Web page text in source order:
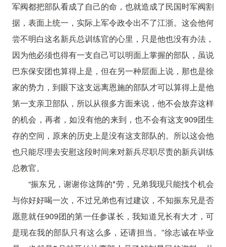
军阀都把部队看成了自己的命，也就造成了民国时军阀割
据，表面上统一，实际上军令政令出不了江浙。这会他何
尝不明白这名新兵总训练官的心里，只是他也没有办法，
因为他必须也得有一支自己可以明面上掌握的部队，虽说
巴东保安团也算得上是，但在另一种层面上说，那也是徐
家的势力，到眼下这支远离恩施的部队才可以算得上是他
第一支亲卫部队，所以从很多方面来说，他不会放弃这样
的机会，再者，如没有他的来到，也不会有这支909团生
存的空间，原来的历史上是没有这支部队的。所以这会他
也只能尽理去安慰这段时间来对新兵尽职尽责的新兵训练
总教官。
“振东兄，谢谢你这阵的*劳，兄弟我现只能找个机会
与你好好喝一次，不过兄弟也有过建议，不知振东兄是否
愿意就任909团的第一任参谋长，我知道兄长有大才，可
是现在我的部队只有这么多，还请担当。”徐志诚在毕业